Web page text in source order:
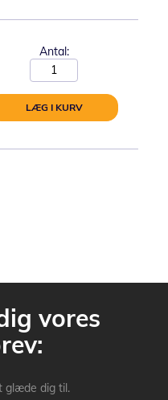
Antal:
LÆG I KURV
vores
glæde dig til.